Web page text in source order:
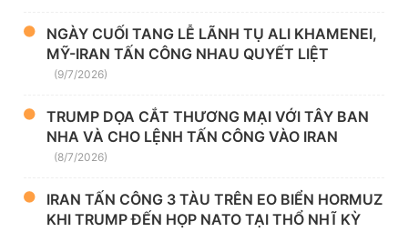
NGÀY CUỐI TANG LỄ LÃNH TỤ ALI KHAMENEI,
MỸ-IRAN TẤN CÔNG NHAU QUYẾT LIỆT
(9/7/2026)
TRUMP DỌA CẮT THƯƠNG MẠI VỚI TÂY BAN
NHA VÀ CHO LỆNH TẤN CÔNG VÀO IRAN
(8/7/2026)
IRAN TẤN CÔNG 3 TÀU TRÊN EO BIỂN HORMUZ
KHI TRUMP ĐẾN HỌP NATO TẠI THỔ NHĨ KỲ